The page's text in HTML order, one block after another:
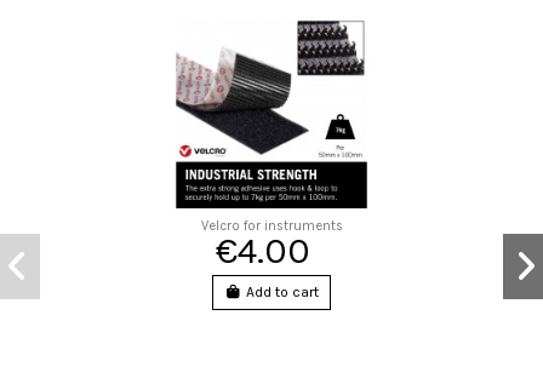
Velcro for instruments
€4.00
Add to cart